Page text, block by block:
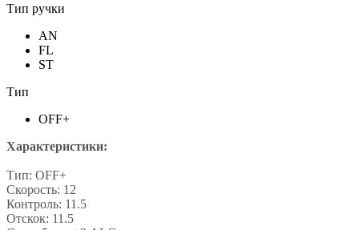
Тип ручки
AN
FL
ST
Тип
OFF+
Характеристики:
Тип: OFF+
Скорость: 12
Контроль: 11.5
Отскок: 11.5